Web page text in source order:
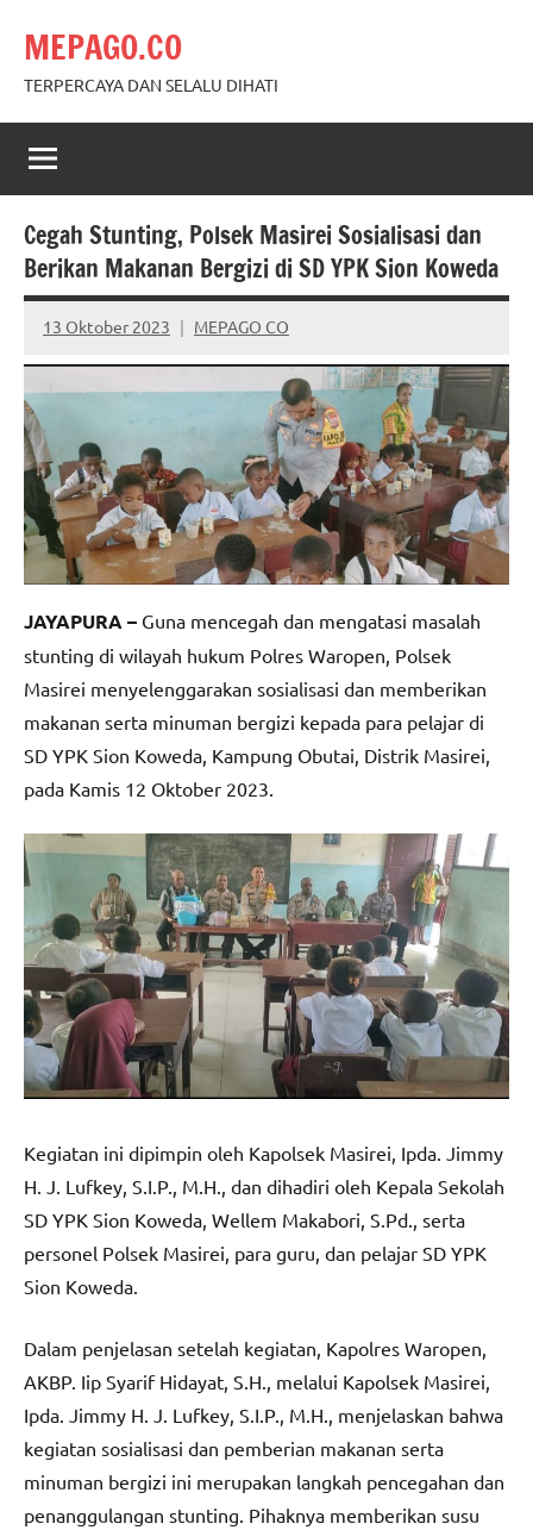
content
MEPAGO.CO
TERPERCAYA DAN SELALU DIHATI
Cegah Stunting, Polsek Masirei Sosialisasi dan
Berikan Makanan Bergizi di SD YPK Sion Koweda
13 Oktober 2023 MEPAGO CO
No
comments
JAYAPURA – Guna mencegah dan mengatasi masalah
stunting di wilayah hukum Polres Waropen, Polsek
Masirei menyelenggarakan sosialisasi dan memberikan
makanan serta minuman bergizi kepada para pelajar di
SD YPK Sion Koweda, Kampung Obutai, Distrik Masirei,
pada Kamis 12 Oktober 2023.
Kegiatan ini dipimpin oleh Kapolsek Masirei, Ipda. Jimmy
H. J. Lufkey, S.I.P., M.H., dan dihadiri oleh Kepala Sekolah
SD YPK Sion Koweda, Wellem Makabori, S.Pd., serta
personel Polsek Masirei, para guru, dan pelajar SD YPK
Sion Koweda.
Dalam penjelasan setelah kegiatan, Kapolres Waropen,
AKBP. Iip Syarif Hidayat, S.H., melalui Kapolsek Masirei,
Ipda. Jimmy H. J. Lufkey, S.I.P., M.H., menjelaskan bahwa
kegiatan sosialisasi dan pemberian makanan serta
minuman bergizi ini merupakan langkah pencegahan dan
penanggulangan stunting. Pihaknya memberikan susu